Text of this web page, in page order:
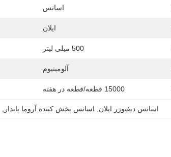
اسانس
ایلان
500 میلی لیتر
آلومینیوم
15000 قطعه/قطعه در هفته
اسانس دیفیوزر ایلان اسانس پخش کننده آروما پایدار